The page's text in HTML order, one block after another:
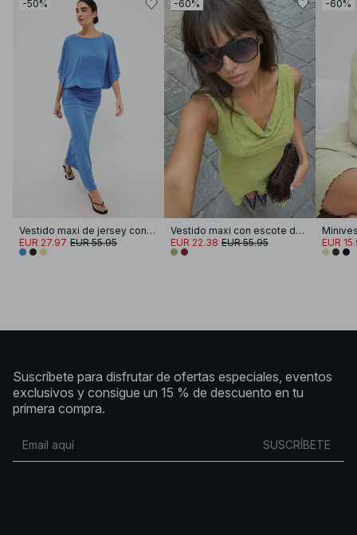
-50%
Vestido maxi de jersey con panel en la cadera
EUR 27.97 EUR 55.95
-60%
Vestido maxi con escote de cascada
EUR 22.38 EUR 55.95
-60%
EUR
Suscríbete para disfrutar de ofertas especiales, eventos
exclusivos y consigue un 15 % de descuento en tu
primera compra.
SUSCRÍBETE